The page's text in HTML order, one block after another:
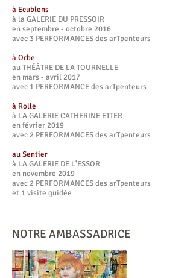
à Ecublens
à la GALERIE DU PRESSOIR
en septembre - octobre 2016
​​avec 3 PERFORMANCES des arTpenteurs
à Orbe
au THÉÂTRE DE LA TOURNELLE
en mars - avril 2017
​​avec 1 PERFORMANCE des arTpenteurs
à Rolle
à LA GALERIE CATHERINE ETTER
en février 2019
​​avec 2 PERFORMANCES des arTpenteurs
au Sentier
à LA GALERIE DE L'ESSOR
en novembre 2019
​​avec 2 PERFORMANCES des arTpenteurs
et 1 visite guidée
NOTRE AMBASSADRICE